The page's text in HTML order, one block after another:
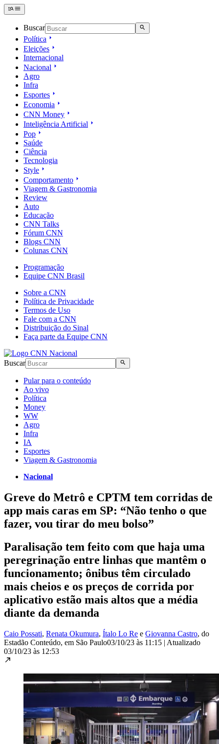
Buscar
Política
Eleições
Internacional
Nacional
Agro
Infra
Esportes
Economia
CNN Money
Inteligência Artificial
Pop
Saúde
Ciência
Tecnologia
Style
Comportamento
Viagem & Gastronomia
Review
Auto
Educação
CNN Talks
Fórum CNN
Blogs CNN
Colunas CNN
Programação
Equipe CNN Brasil
Sobre a CNN
Política de Privacidade
Termos de Uso
Fale com a CNN
Distribuição do Sinal
Faça parte da Equipe CNN
Buscar
Pular para o conteúdo
Ao vivo
Política
Money
WW
Agro
Infra
IA
Esportes
Viagem & Gastronomia
Nacional
Greve do Metrô e CPTM tem corridas de
app mais caras em SP: “Não tenho o que
fazer, vou tirar do meu bolso”
Paralisação tem feito com que haja uma
peregrinação entre linhas que mantêm o
funcionamento; ônibus têm circulado
mais cheios e os preços de corrida por
aplicativo estão mais altos que a média
diante da demanda
Caio Possati, Renata Okumura, Ítalo Lo Re e Giovanna Castro, do
Estadão Conteúdo, em São Paulo03/10/23 às 11:15 | Atualizado
03/10/23 às 12:53